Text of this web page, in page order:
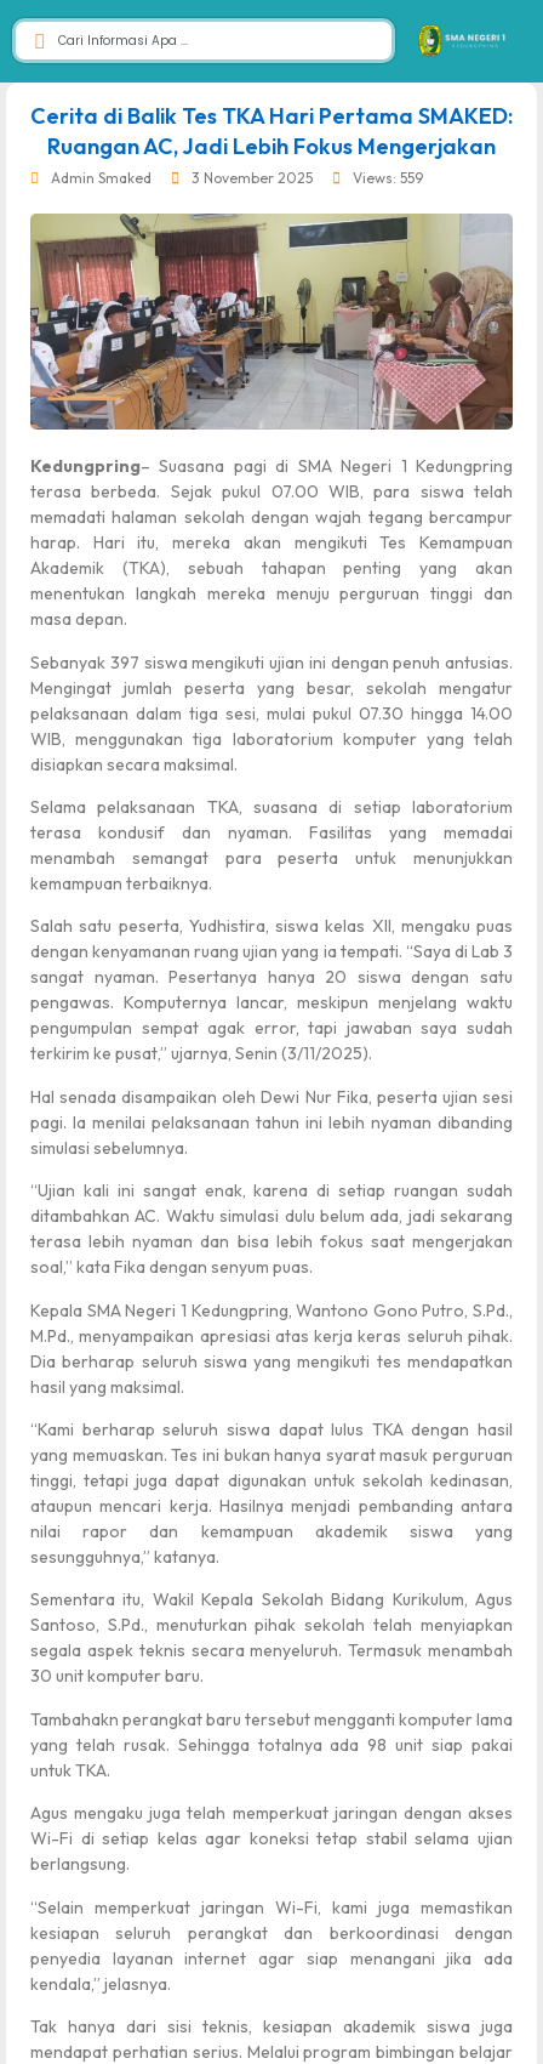
Cerita di Balik Tes TKA Hari Pertama SMAKED:
Ruangan AC, Jadi Lebih Fokus Mengerjakan
Admin Smaked 3 November 2025 Views: 559
Kedungpring– Suasana pagi di SMA Negeri 1 Kedungpring
terasa berbeda. Sejak pukul 07.00 WIB, para siswa telah
memadati halaman sekolah dengan wajah tegang bercampur
harap. Hari itu, mereka akan mengikuti Tes Kemampuan
Akademik (TKA), sebuah tahapan penting yang akan
menentukan langkah mereka menuju perguruan tinggi dan
masa depan.
Sebanyak 397 siswa mengikuti ujian ini dengan penuh antusias.
Mengingat jumlah peserta yang besar, sekolah mengatur
pelaksanaan dalam tiga sesi, mulai pukul 07.30 hingga 14.00
WIB, menggunakan tiga laboratorium komputer yang telah
disiapkan secara maksimal.
Selama pelaksanaan TKA, suasana di setiap laboratorium
terasa kondusif dan nyaman. Fasilitas yang memadai
menambah semangat para peserta untuk menunjukkan
kemampuan terbaiknya.
Salah satu peserta, Yudhistira, siswa kelas XII, mengaku puas
dengan kenyamanan ruang ujian yang ia tempati. “Saya di Lab 3
sangat nyaman. Pesertanya hanya 20 siswa dengan satu
pengawas. Komputernya lancar, meskipun menjelang waktu
pengumpulan sempat agak error, tapi jawaban saya sudah
terkirim ke pusat,” ujarnya, Senin (3/11/2025).
Hal senada disampaikan oleh Dewi Nur Fika, peserta ujian sesi
pagi. Ia menilai pelaksanaan tahun ini lebih nyaman dibanding
simulasi sebelumnya.
“Ujian kali ini sangat enak, karena di setiap ruangan sudah
ditambahkan AC. Waktu simulasi dulu belum ada, jadi sekarang
terasa lebih nyaman dan bisa lebih fokus saat mengerjakan
soal,” kata Fika dengan senyum puas.
Kepala SMA Negeri 1 Kedungpring, Wantono Gono Putro, S.Pd.,
M.Pd., menyampaikan apresiasi atas kerja keras seluruh pihak.
Dia berharap seluruh siswa yang mengikuti tes mendapatkan
hasil yang maksimal.
“Kami berharap seluruh siswa dapat lulus TKA dengan hasil
yang memuaskan. Tes ini bukan hanya syarat masuk perguruan
tinggi, tetapi juga dapat digunakan untuk sekolah kedinasan,
ataupun mencari kerja. Hasilnya menjadi pembanding antara
nilai rapor dan kemampuan akademik siswa yang
sesungguhnya,” katanya.
Sementara itu, Wakil Kepala Sekolah Bidang Kurikulum, Agus
Santoso, S.Pd., menuturkan pihak sekolah telah menyiapkan
segala aspek teknis secara menyeluruh. Termasuk menambah
30 unit komputer baru.
Tambahakn perangkat baru tersebut mengganti komputer lama
yang telah rusak. Sehingga totalnya ada 98 unit siap pakai
untuk TKA.
Agus mengaku juga telah memperkuat jaringan dengan akses
Wi-Fi di setiap kelas agar koneksi tetap stabil selama ujian
berlangsung.
“Selain memperkuat jaringan Wi-Fi, kami juga memastikan
kesiapan seluruh perangkat dan berkoordinasi dengan
penyedia layanan internet agar siap menangani jika ada
kendala,” jelasnya.
Tak hanya dari sisi teknis, kesiapan akademik siswa juga
mendapat perhatian serius. Melalui program bimbingan belajar